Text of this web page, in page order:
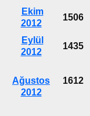
Ekim
2012
1506
Eylül
2012
1435
Ağustos
2012
1612